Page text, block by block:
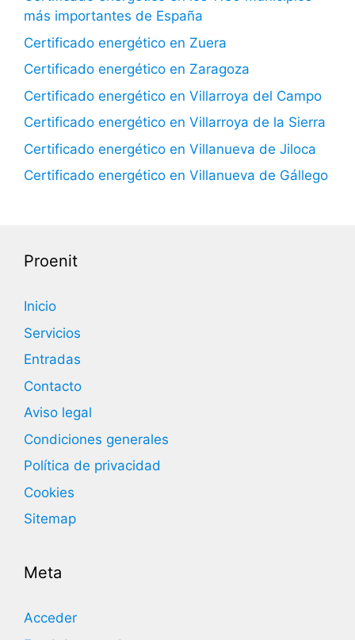
más importantes de España
Certificado energético en Zuera
Certificado energético en Zaragoza
Certificado energético en Villarroya del Campo
Certificado energético en Villarroya de la Sierra
Certificado energético en Villanueva de Jiloca
Certificado energético en Villanueva de Gállego
Proenit
Inicio
Servicios
Entradas
Contacto
Aviso legal
Condiciones generales
Política de privacidad
Cookies
Sitemap
Meta
Acceder